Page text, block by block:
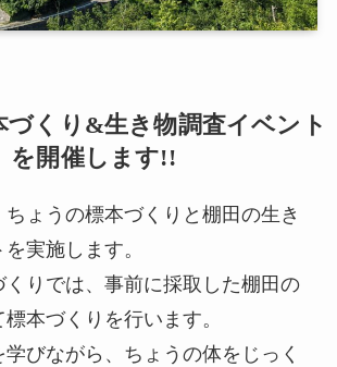
づくり&生き物調査イベント
を開催します!!
ょうの標本づくりと棚田の生き
実施します。
くりでは、事前に採取した棚田の
本づくりを行います。
びながら、ちょうの体をじっく